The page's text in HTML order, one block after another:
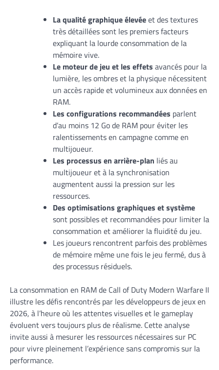
La qualité graphique élevéeet des textures
très détaillées sont les premiers facteurs
expliquant la lourde consommation de la
mémoire vive.
Le moteur de jeu et les effets avancés pour la
lumière, les ombres et la physique nécessitent
un accès rapide et volumineux aux données en
RAM.
Les configurations recommandées parlent
d’au moins 12 Go de RAM pour éviter les
ralentissements en campagne comme en
multijoueur.
Les processus en arrière-plan liés au
multijoueur et à la synchronisation
augmentent aussi la pression sur les
ressources.
Des optimisations graphiques et système
sont possibles et recommandées pour limiter la
consommation et améliorer la fluidité du jeu.
Les joueurs rencontrent parfois des problèmes
de mémoire même une fois le jeu fermé, dus à
des processus résiduels.
La consommation en RAM de Call of Duty Modern Warfare II
illustre les défis rencontrés par les développeurs de jeux en
2026, à l’heure où les attentes visuelles et le gameplay
évoluent vers toujours plus de réalisme. Cette analyse
invite aussi à mesurer les ressources nécessaires sur PC
pour vivre pleinement l’expérience sans compromis sur la
performance.